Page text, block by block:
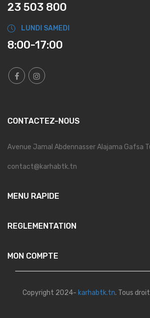
23 503 800
LUNDI SAMEDI
8:00-17:00
CONTACTEZ-NOUS
Avenue Jamal Abdennasser Alajama Gafsa
contact@karhabtk.tn
MENU RAPIDE
REGLEMENTATION
MON COMPTE
Copyright 2024- karhabtk.tn. Tous